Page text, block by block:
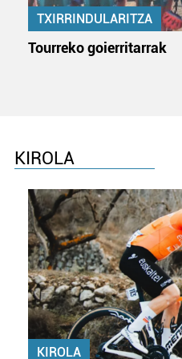
zerbitzuak hobetzeko
erabiltzeko baimen
TXIRRINDULARITZA
Tourreko goierritarrak
KIROLA
KIROLA